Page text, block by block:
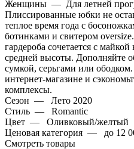
Женщины — Для летней
Плиссированные юбки не
теплое время года с
ботинками и свитером
гардероба сочетается с
средней высоты. Дополняйте
сумкой, серьгами или
интернет-магазине и
комплексы.
Сезон —
Лето 2020
Стиль —
Romantic
Цвет —
Оливковый/желтый
Ценовая категория —
до 12
Смотреть товары